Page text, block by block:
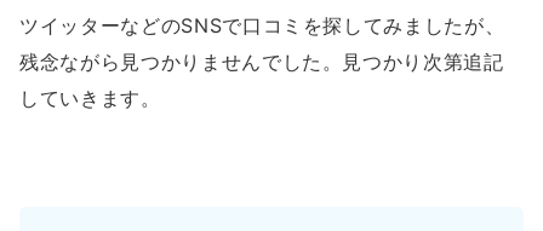
ツイッターなどのSNSで口コミを探してみましたが、
残念ながら見つかりませんでした。見つかり次第追記
していきます。